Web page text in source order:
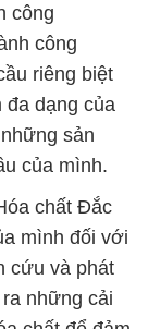
công
công
riêng biệt
đa dạng của
sản
của mình.
chất Đắc
mình đối với
cứu và phát
những cải